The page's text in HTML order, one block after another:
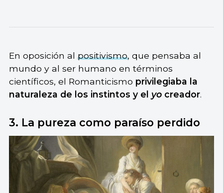
En oposición alpositivismo, que pensaba al
mundo y al ser humano en términos
científicos, el Romanticismo privilegiaba la
naturaleza de los instintos y el yo creador.
3. La pureza como paraíso perdido